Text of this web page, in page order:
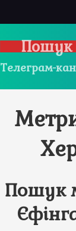
Пошук
Телеграм-
Пошук